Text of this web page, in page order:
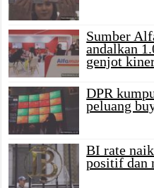
Sumber
andalkan
genjot
DPR
peluang
BI rate
positif dan